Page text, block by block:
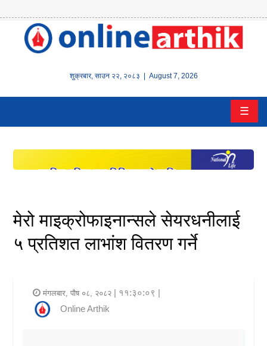
शुक्रबार, साउन २२, २०८३ | August 7, 2026
होम
वित्त
इन्स्योरेन्स
पूँजीबजार
अटो
☰
मेरो माइक्रोफाइनान्सले सेयरधनीलाई
५ प्रतिशत लाभांश वितरण गर्ने
मंगलबार, पौष ०८, २०८२ | ११:३०:०९ |
Online Arthik